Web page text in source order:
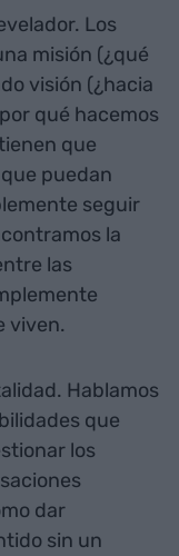
Los
misión (¿qué
visión (¿hacia
qué hacemos
que
puedan
seguir
la
las
viven.
Hablamos
que
los
dar
sin un